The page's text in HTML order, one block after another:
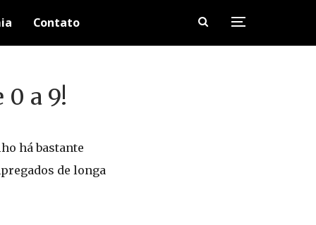
Contato
0 a 9!
há bastante
de longa